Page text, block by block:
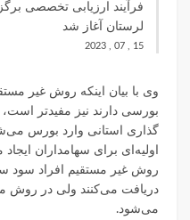
فرآیند ارزیابی تخصصی
لرستان آغاز شد
15 , 07 , 2023
وی با بیان اینکه روش غیر
بورسی دارند نیز مفیدتر
گذاری استانی وارد بورس
اولیه‌ای برای سهامداران
روش غیر مستقیم افراد سود
دریافت می‌کنند ولی در روش
می‌شود.